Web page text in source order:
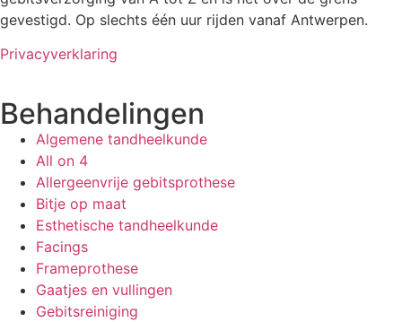
gevestigd. Op slechts één uur rijden vanaf Antwerpen.
Privacyverklaring
Behandelingen
Algemene tandheelkunde
All on 4
Allergeenvrije gebitsprothese
Bitje op maat
Esthetische tandheelkunde
Facings
Frameprothese
Gaatjes en vullingen
Gebitsreiniging